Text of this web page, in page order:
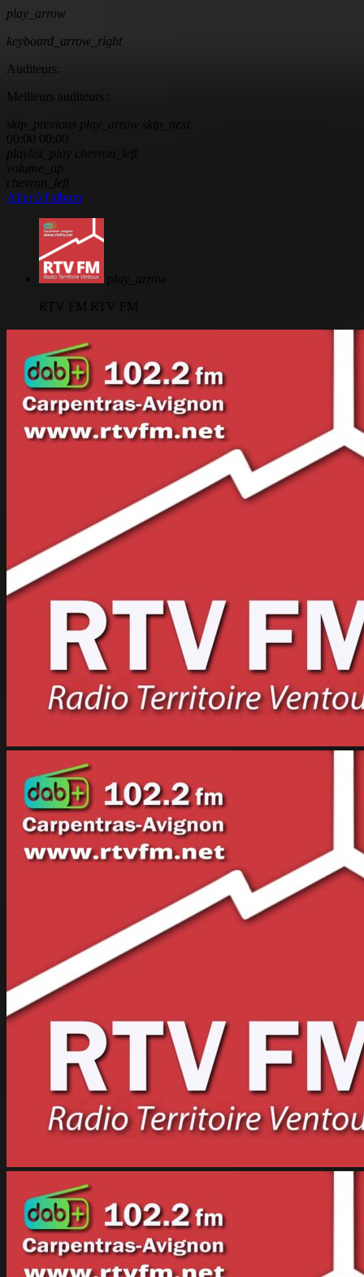
play_arrow
keyboard_arrow_right
Auditeurs:
Meilleurs auditeurs :
skip_previous play_arrow skip_next
00:00 00:00
Aller à l'album